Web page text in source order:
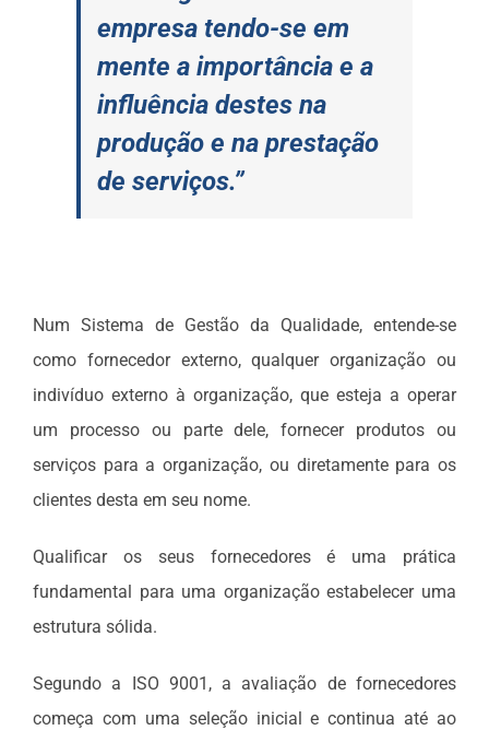
empresa tendo-se em
mente a importância e a
influência destes na
produção e na prestação
de serviços.”
Num Sistema de Gestão da Qualidade, entende-se
como fornecedor externo, qualquer organização ou
indivíduo externo à organização, que esteja a operar
um processo ou parte dele, fornecer produtos ou
serviços para a organização, ou diretamente para os
clientes desta em seu nome.
Qualificar os seus fornecedores é uma prática
fundamental para uma organização estabelecer uma
estrutura sólida.
Segundo a ISO 9001, a avaliação de fornecedores
começa com uma seleção inicial e continua até ao